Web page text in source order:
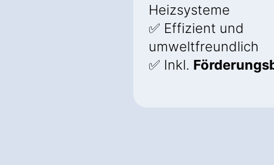
Heizsysteme
✅ Effizient und
umweltfreundlich
✅ Inkl.